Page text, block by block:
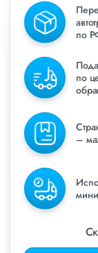
по
по
–